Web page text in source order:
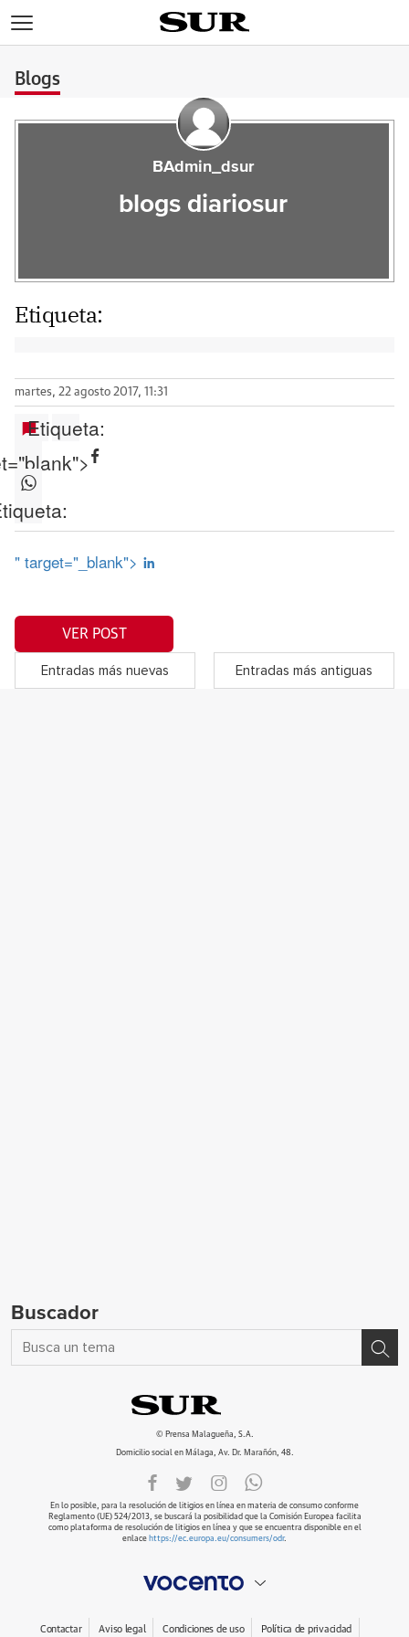
Blogs
BAdmin_dsur
blogs diariosur
Etiqueta:
martes, 22 agosto 2017, 11:31
Etiqueta:
" target="_blank">
VER POST
Entradas más nuevas Entradas más antiguas
Buscador
© Prensa Malagueña, S.A.
Domicilio social en Málaga, Av. Dr. Marañón, 48.
En lo posible, para la resolución de litigios en línea en materia de consumo conforme
Reglamento (UE) 524/2013, se buscará la posibilidad que la Comisión Europea facilita
como plataforma de resolución de litigios en línea y que se encuentra disponible en el
enlace https://ec.europa.eu/consumers/odr.
Contactar Aviso legal Condiciones de uso Política de privacidad